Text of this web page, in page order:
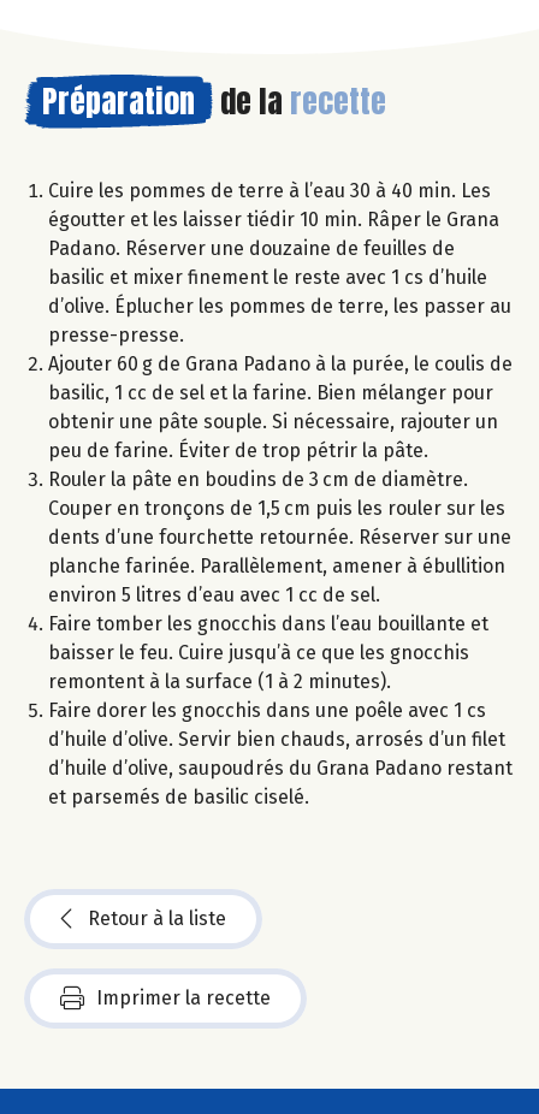
Préparation de la recette
Cuire les pommes de terre à l’eau 30 à 40 min. Les
égoutter et les laisser tiédir 10 min. Râper le Grana
Padano. Réserver une douzaine de feuilles de
basilic et mixer finement le reste avec 1 cs d’huile
d’olive. Éplucher les pommes de terre, les passer au
presse-presse.
Ajouter 60 g de Grana Padano à la purée, le coulis de
basilic, 1 cc de sel et la farine. Bien mélanger pour
obtenir une pâte souple. Si nécessaire, rajouter un
peu de farine. Éviter de trop pétrir la pâte.
Rouler la pâte en boudins de 3 cm de diamètre.
Couper en tronçons de 1,5 cm puis les rouler sur les
dents d’une fourchette retournée. Réserver sur une
planche farinée. Parallèlement, amener à ébullition
environ 5 litres d’eau avec 1 cc de sel.
Faire tomber les gnocchis dans l’eau bouillante et
baisser le feu. Cuire jusqu’à ce que les gnocchis
remontent à la surface (1 à 2 minutes).
Faire dorer les gnocchis dans une poêle avec 1 cs
d’huile d’olive. Servir bien chauds, arrosés d’un filet
d’huile d’olive, saupoudrés du Grana Padano restant
et parsemés de basilic ciselé.
Retour à la liste
Imprimer la recette